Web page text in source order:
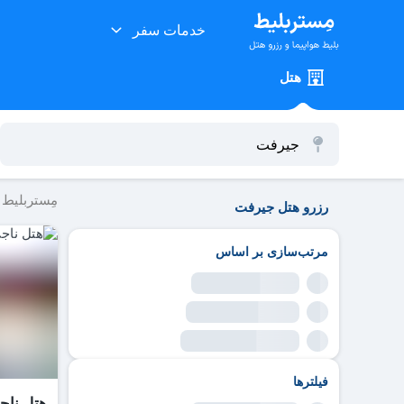
خدمات سفر
هتل
رزرو هتل جیرفت
مرتب‌سازی بر اساس
فیلترها
مِستربلیط